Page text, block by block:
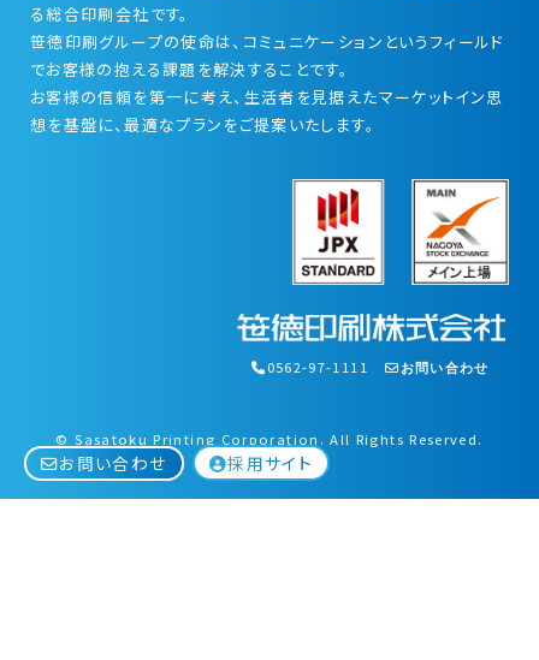
お問い合わせ 採用サイト
る総合印刷会社です。
笹徳印刷グループの使命は、コミュニケーションというフィールド
でお客様の抱える課題を解決することです。
お客様の信頼を第一に考え、生活者を見据えたマーケットイン思
想を基盤に、最適なプランをご提案いたします。
0562-97-1111 お問い合わせ
© Sasatoku Printing Corporation. All Rights Reserved.